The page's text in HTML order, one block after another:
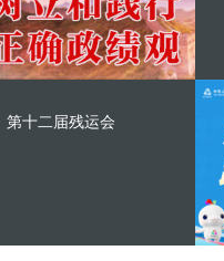
第十二届残运会